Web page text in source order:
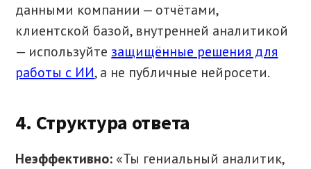
данными компании — отчётами,
клиентской базой, внутренней аналитикой
— используйте защищённые решения для
работы с ИИ, а не публичные нейросети.
4. Структура ответа
Неэффективно: «Ты гениальный аналитик,